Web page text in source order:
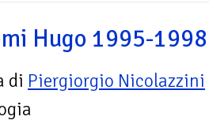
Hugo 1995-1998
di Piergiorgio Nicolazzini